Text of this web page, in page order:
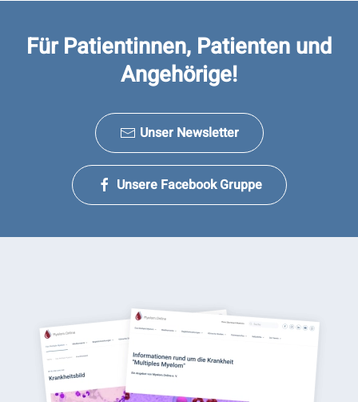
Für Patientinnen, Patienten und
Angehörige!
Unser Newsletter
Unsere Facebook Gruppe